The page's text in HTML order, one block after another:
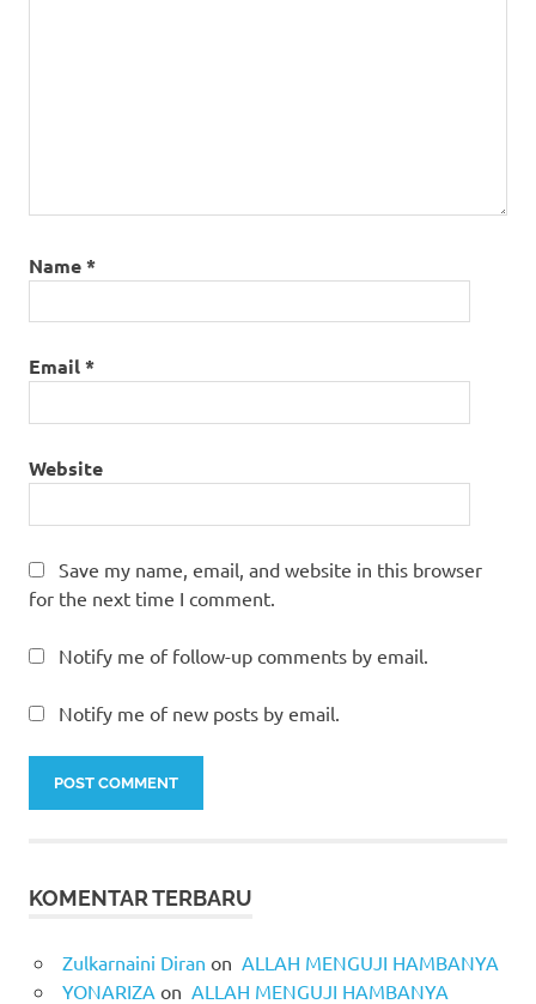
Name*
Email*
Website
Save my name, email, and website in this browser
for the next time I comment.
Notify me of follow-up comments by email.
Notify me of new posts by email.
KOMENTAR TERBARU
Zulkarnaini Diran on ALLAH MENGUJI HAMBANYA
YONARIZA on ALLAH MENGUJI HAMBANYA